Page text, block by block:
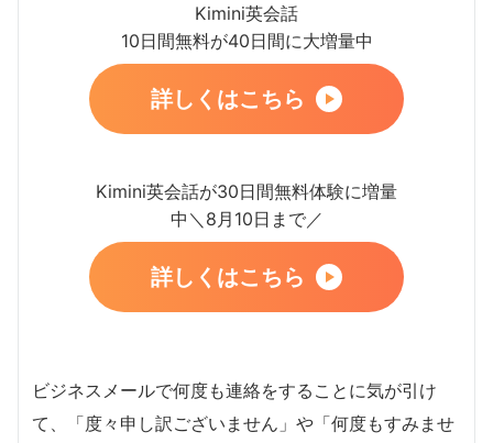
Kimini英会話
10日間無料が40日間に大増量中
詳しくはこちら
Kimini英会話が30日間無料体験に増量
中＼8月10日まで／
詳しくはこちら
ビジネスメールで何度も連絡をすることに気が引け
て、「度々申し訳ございません」や「何度もすみませ